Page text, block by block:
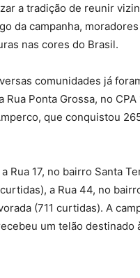
a tradição de reunir
da campanha,
nas cores do Brasil.
comunidades já
Rua Ponta Grossa, no
que conquistou
Rua 17, no bairro Santa
a Rua 44, no
(711 curtidas). A
um telão destinado